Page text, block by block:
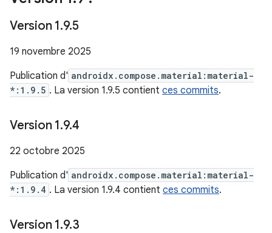
Version 1.9.5
19 novembre 2025
Publication d' androidx.compose.material:material-
*:1.9.5 . La version 1.9.5 contient ces commits.
Version 1.9.4
22 octobre 2025
Publication d' androidx.compose.material:material-
*:1.9.4 . La version 1.9.4 contient ces commits.
Version 1.9.3